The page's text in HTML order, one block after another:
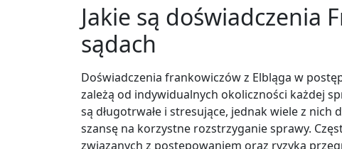
Jakie są doświadczenia
sądach
Doświadczenia frankowiczów z Elbląga w
zależą od indywidualnych okoliczności każdej
są długotrwałe i stresujące, jednak wiele z
szansę na korzystne rozstrzyganie sprawy.
związanych z postępowaniem oraz ryzyka